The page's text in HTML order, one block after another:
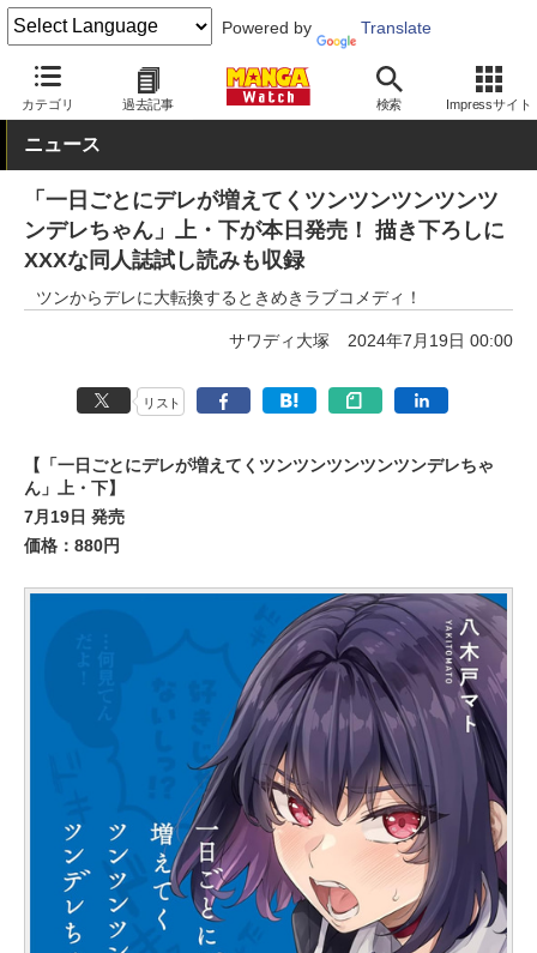
Powered by Translate
カテゴリ 過去記事 検索 Impressサイト
MANGA Watch 青年
ニュース
「一日ごとにデレが増えてくツンツンツンツンツ
ンデレちゃん」上・下が本日発売！ 描き下ろしに
XXXな同人誌試し読みも収録
ツンからデレに大転換するときめきラブコメディ！
サワディ大塚 2024年7月19日 00:00
リスト
【「一日ごとにデレが増えてくツンツンツンツンツンデレちゃ
ん」上・下】
7月19日 発売
価格：880円